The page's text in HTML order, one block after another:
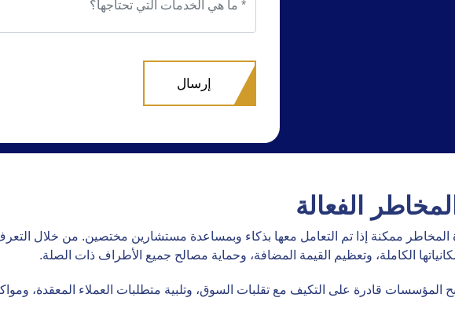
الفعالة
المخاطر ممكنة إذا تم التعامل معها بذكاء وبمساعدة مستشارين مختصين. من خلال
الكاملة، وتعظيم القيمة المضافة، وحماية مصالح جميع الأطراف ذات الصلة.
المؤسسات قادرة على التكيف مع تقلبات السوق، وتلبية متطلبات العملاء المعقدة،